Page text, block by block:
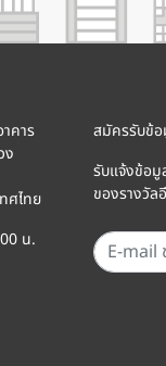
คาร
ง
ศไทย
น.
สมัครรับข้อ
รับแจ้งข้อมู
ของรางวัล